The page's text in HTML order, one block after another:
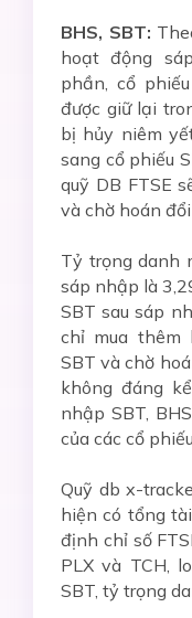
BHS, SBT:
hoạt động
phần, cổ
được giữ lại
bị hủy niêm
sang cổ phiếu
quỹ DB FTSE
và chờ hoán
Tỷ trọng danh
sáp nhập là
SBT sau sáp
chỉ mua thêm
SBT và chờ
không đáng
nhập SBT,
của các cổ
Quỹ db x-
hiện có tổng
định chỉ số
PLX và TCH,
SBT, tỷ trọng